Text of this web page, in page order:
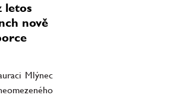
letos
nově
Mlýnec